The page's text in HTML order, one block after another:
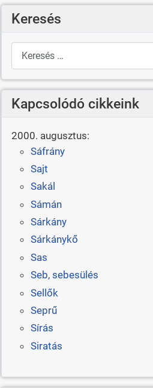
Keresés
Keresés
Kapcsolódó cikkeink
2000. augusztus:
Sáfrány
Sajt
Sakál
Sámán
Sárkány
Sárkánykő
Sas
Seb, sebesülés
Sellők
Seprű
Sírás
Siratás